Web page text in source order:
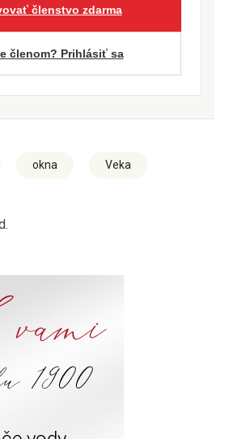
členstvo zdarma
členom? Prihlásiť sa
okna Veka